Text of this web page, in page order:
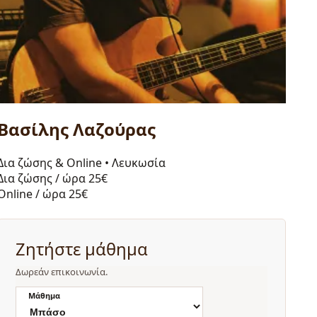
Λαζούρας
ζώσης & Online • Λευκωσία
ζώσης / ώρα25€
/ ώρα25€
Ζητήστε μάθημα
Δωρεάν επικοινωνία.
Μάθημα